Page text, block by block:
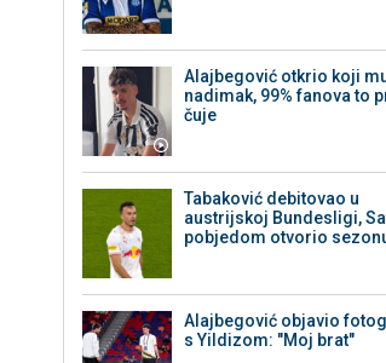
Alajbegović otkrio koji
nadimak, 99% fanova to
čuje
Tabaković debitovao u
austrijskoj Bundesligi,
pobjedom otvorio
Alajbegović objavio
s Yildizom: "Moj brat"